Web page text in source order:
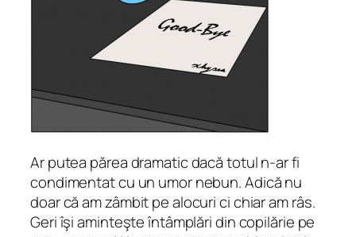
Ar putea părea dramatic dacă totul n-ar fi
condimentat cu un umor nebun. Adică nu
doar că am zâmbit pe alocuri ci chiar am râs.
Geri îşi aminteşte întâmplări din copilărie pe